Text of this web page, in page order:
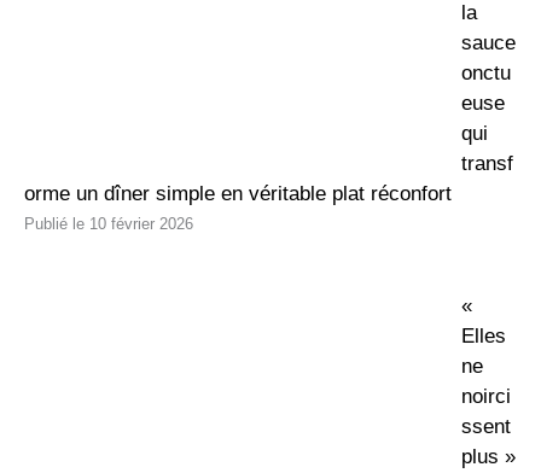
la
sauce
onctu
euse
qui
transf
orme un dîner simple en véritable plat réconfort
10 février 2026
«
Elles
ne
noirci
ssent
plus »